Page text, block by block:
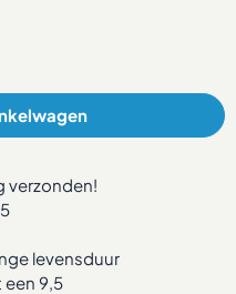
verzonden!
levensduur
9,5